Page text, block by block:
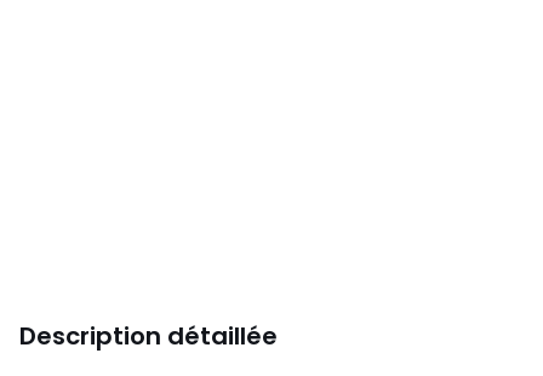
Description détaillée